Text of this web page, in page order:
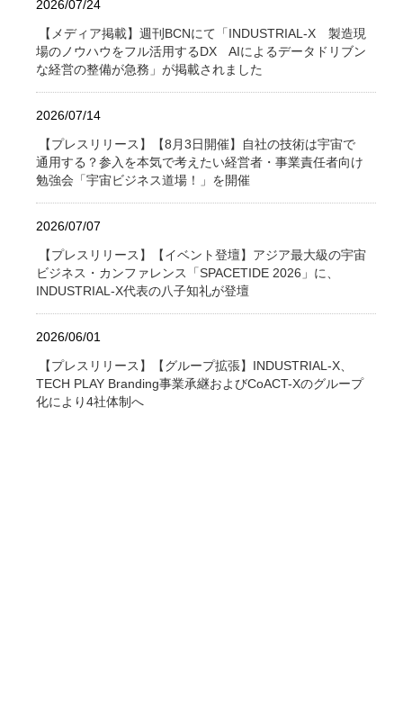
2026/07/24
【メディア掲載】週刊BCNにて「INDUSTRIAL-X 製造現
場のノウハウをフル活用するDX AIによるデータドリブン
な経営の整備が急務」が掲載されました
2026/07/14
【プレスリリース】【8月3日開催】自社の技術は宇宙で
通用する？参入を本気で考えたい経営者・事業責任者向け
勉強会「宇宙ビジネス道場！」を開催
2026/07/07
【プレスリリース】【イベント登壇】アジア最大級の宇宙
ビジネス・カンファレンス「SPACETIDE 2026」に、
INDUSTRIAL-X代表の八子知礼が登壇
2026/06/01
【プレスリリース】【グループ拡張】INDUSTRIAL-X、
TECH PLAY Branding事業承継およびCoACT-Xのグループ
化により4社体制へ